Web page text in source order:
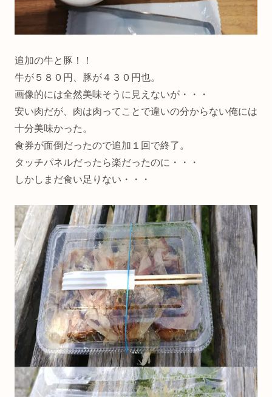
追加の牛と豚！！
牛が５８０円、豚が４３０円也。
画像的には全然美味そうに見えないが・・・
安い肉だが、肉は肉ってことで違いの分からない俺には
十分美味かった。
食券が面倒だったので追加１回で終了。
タッチパネルだったら楽だったのに・・・
しかしまだ食い足りない・・・